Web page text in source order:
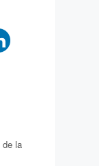
de la